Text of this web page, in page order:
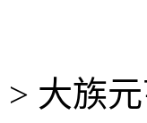
> 大族